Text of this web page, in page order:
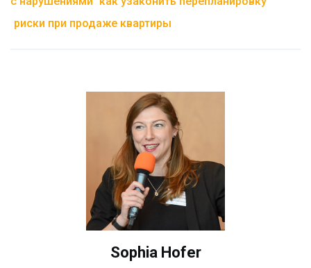
риски при продаже квартиры
Sophia Hofer